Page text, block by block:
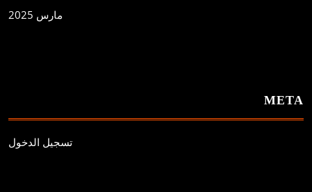
مارس 2025
META
تسجيل الدخول